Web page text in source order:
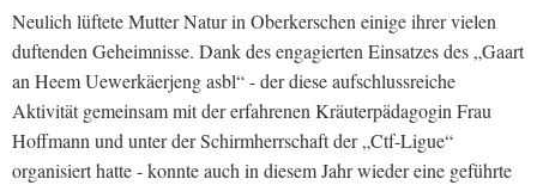
Neulich lüftete Mutter Natur in Oberkerschen einige ihrer vielen
duftenden Geheimnisse. Dank des engagierten Einsatzes des „Gaart
an Heem Uewerkäerjeng asbl“ - der diese aufschlussreiche
Aktivität gemeinsam mit der erfahrenen Kräuterpädagogin Frau
Hoffmann und unter der Schirmherrschaft der „Ctf-Ligue“
organisiert hatte - konnte auch in diesem Jahr wieder eine geführte